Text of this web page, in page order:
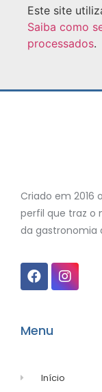
Este site
Saiba como
processados.
Criado em 2016 o
perfil que traz o
da gastronomia
Menu
Início